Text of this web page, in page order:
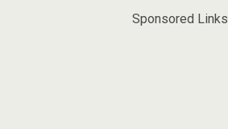
Sponsored Links